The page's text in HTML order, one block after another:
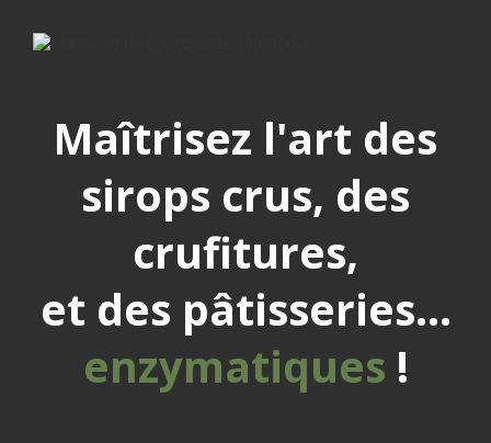
Maîtrisez l'art des
sirops crus, des
crufitures,
et des pâtisseries...
enzymatiques !